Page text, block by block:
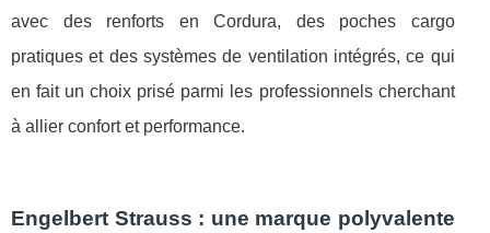
avec des renforts en Cordura, des poches cargo
pratiques et des systèmes de ventilation intégrés, ce qui
en fait un choix prisé parmi les professionnels cherchant
à allier confort et performance.
Engelbert Strauss : une marque polyvalente